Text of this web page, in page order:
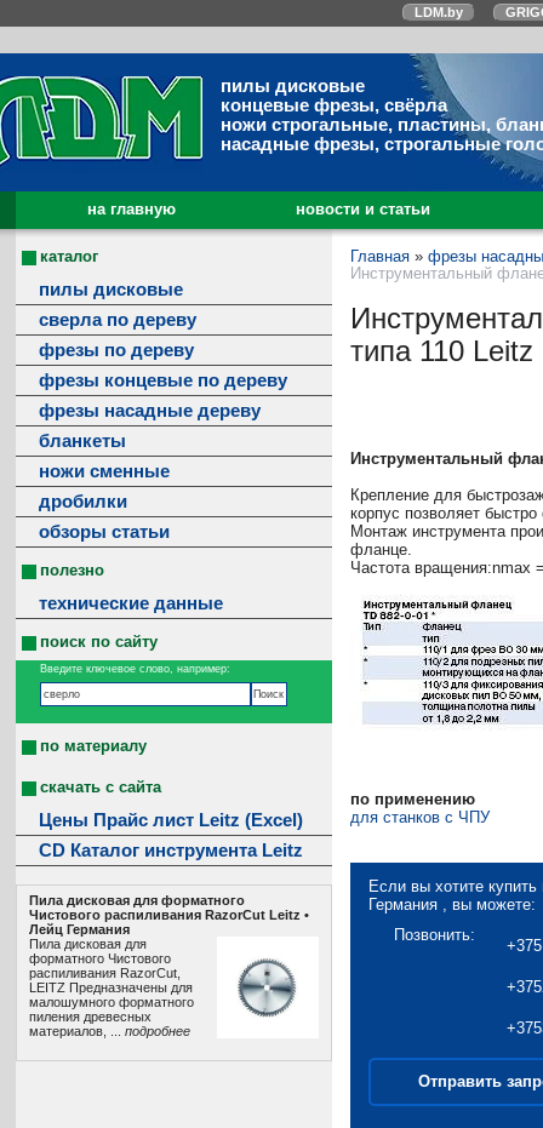
LDM.by
пилы дисковые
концевые фрезы, свёрла
ножи строгальные, пластины,
насадные фрезы, строгальные
на главную новости и статьи
каталог
пилы дисковые
сверла по дереву
фрезы по дереву
фрезы концевые по дереву
фрезы насадные дереву
бланкеты
ножи сменные
дробилки
обзоры статьи
полезно
технические данные
поиск по сайту
Введите ключевое слово, например:
по материалу
скачать с сайта
Цены Прайс лист Leitz (Excel)
CD Каталог инструмента Leitz
Пила дисковая для форматного
Чистового распиливания RazorCut Leitz •
Лeйц Германия
Пила дисковая для
форматного Чистового
распиливания RazorCut,
LEITZ Предназначены для
малошумного форматного
пиления древесных
материалов, ... подробнее
Главная » фрезы
Инструментальный
типа 110
Инструментальный
Крепление для
корпус позволяет
Монтаж инструмента
фланце.
Частота вращения:nmax
по применению
для станков с ЧПУ
Если вы хотите
Германия , вы можете:
Позвонить:
Отправить